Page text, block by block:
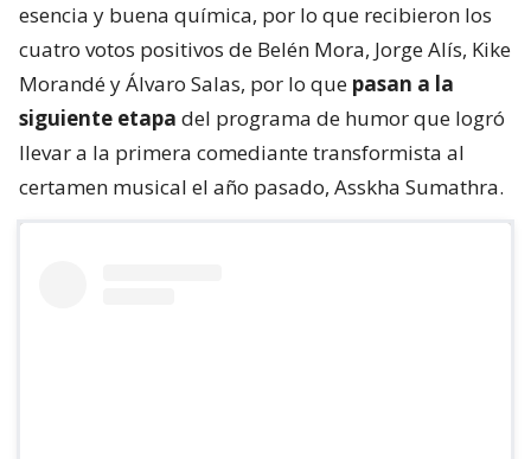
esencia y buena química, por lo que recibieron los
cuatro votos positivos de Belén Mora, Jorge Alís, Kike
Morandé y Álvaro Salas, por lo que pasan a la
siguiente etapa del programa de humor que logró
llevar a la primera comediante transformista al
certamen musical el año pasado, Asskha Sumathra.